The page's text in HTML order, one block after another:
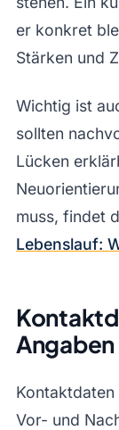
er konkret
Stärken und
Wichtig ist
sollten
Lücken
muss, findet
Lebenslauf:
Vor- und